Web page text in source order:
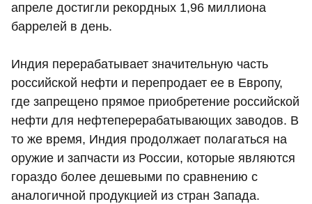
апреле достигли рекордных 1,96 миллиона
баррелей в день.
Индия перерабатывает значительную часть
российской нефти и перепродает ее в Европу,
где запрещено прямое приобретение российской
нефти для нефтеперерабатывающих заводов. В
то же время, Индия продолжает полагаться на
оружие и запчасти из России, которые являются
гораздо более дешевыми по сравнению с
аналогичной продукцией из стран Запада.